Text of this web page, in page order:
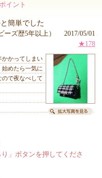
イント
簡単でした
ーズ歴5年以上） 2017/05/01
★178
かかってしまい
めたら一気に
で夜なべして
」ボタンを押してくださ